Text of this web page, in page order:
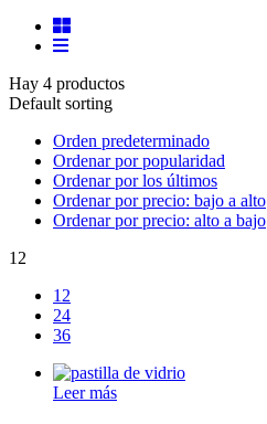
Hay 4 productos
Default sorting
Orden predeterminado
Ordenar por popularidad
Ordenar por los últimos
Ordenar por precio: bajo a alto
Ordenar por precio: alto a bajo
12
12
24
36
Leer más